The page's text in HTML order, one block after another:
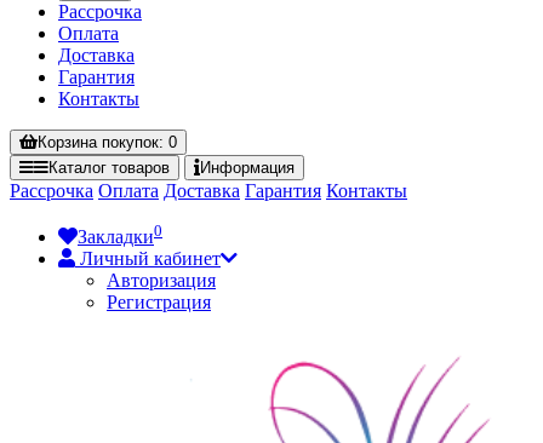
Рассрочка
Оплата
Доставка
Гарантия
Контакты
Корзинапокупок: 0
Каталог товаров Информация
Рассрочка Оплата Доставка Гарантия Контакты
Закладки0
Личный кабинет
Авторизация
Регистрация